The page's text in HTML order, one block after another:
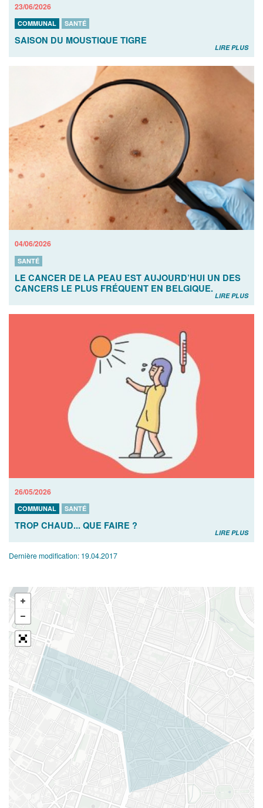
23/06/2026
COMMUNAL SANTÉ
SAISON DU MOUSTIQUE TIGRE
LIRE PLUS
04/06/2026
SANTÉ
LE CANCER DE LA PEAU EST AUJOURD’HUI UN DES
CANCERS LE PLUS FRÉQUENT EN BELGIQUE.
LIRE PLUS
26/05/2026
COMMUNAL SANTÉ
TROP CHAUD... QUE FAIRE ?
LIRE PLUS
Dernière modification: 19.04.2017